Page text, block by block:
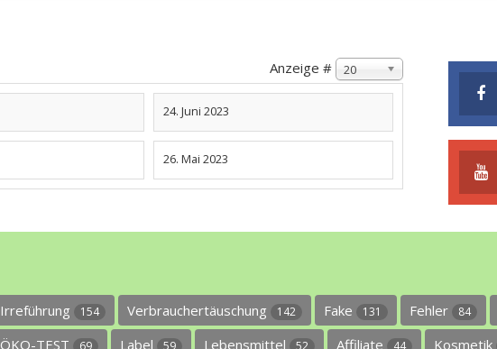
Anzeige #
20
24. Juni 2023
26. Mai 2023
Irreführung 154 Verbrauchertäuschung 142 Fake 131 Fehler 84
ÖKO-TEST 69 Label 59 Lebensmittel 52 Affiliate 44 Kosmetik